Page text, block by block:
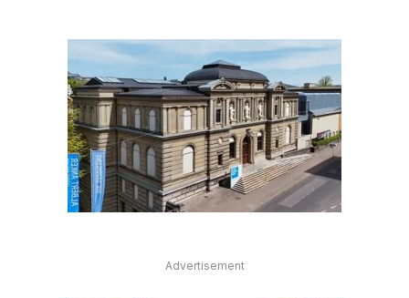
Advertisement